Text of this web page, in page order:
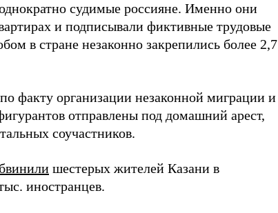
судимые россияне. Именно они
и подписывали фиктивные трудовые
в стране незаконно закрепились более 2,7
факту организации незаконной миграции и
отправлены под домашний арест,
соучастников.
шестерых жителей Казани в
иностранцев.